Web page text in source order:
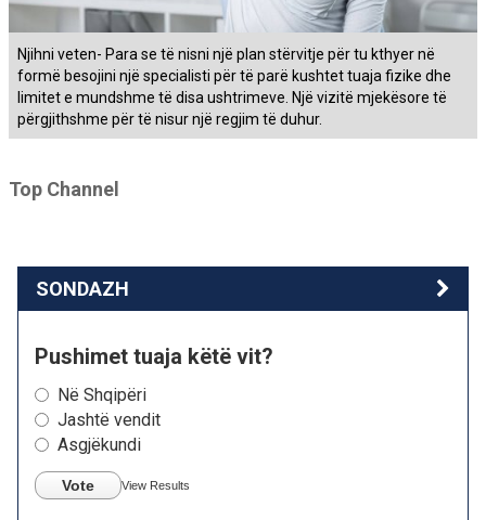
Njihni veten- Para se të nisni një plan stërvitje për tu kthyer në
formë besojini një specialisti për të parë kushtet tuaja fizike dhe
limitet e mundshme të disa ushtrimeve. Një vizitë mjekësore të
përgjithshme për të nisur një regjim të duhur.
Top Channel
SONDAZH
Pushimet tuaja këtë vit?
Në Shqipëri
Jashtë vendit
Asgjëkundi
Vote View Results